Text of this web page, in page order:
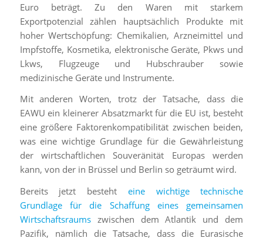
Euro beträgt. Zu den Waren mit starkem
Exportpotenzial zählen hauptsächlich Produkte mit
hoher Wertschöpfung: Chemikalien, Arzneimittel und
Impfstoffe, Kosmetika, elektronische Geräte, Pkws und
Lkws, Flugzeuge und Hubschrauber sowie
medizinische Geräte und Instrumente.
Mit anderen Worten, trotz der Tatsache, dass die
EAWU ein kleinerer Absatzmarkt für die EU ist, besteht
eine größere Faktorenkompatibilität zwischen beiden,
was eine wichtige Grundlage für die Gewährleistung
der wirtschaftlichen Souveränität Europas werden
kann, von der in Brüssel und Berlin so geträumt wird.
Bereits jetzt besteht eine wichtige technische
Grundlage für die Schaffung eines gemeinsamen
Wirtschaftsraumszwischen dem Atlantik und dem
Pazifik, nämlich die Tatsache, dass die Eurasische